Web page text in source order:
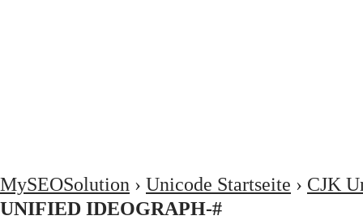
MySEOSolution › Unicode Startseite › CJK
UNIFIED IDEOGRAPH-#